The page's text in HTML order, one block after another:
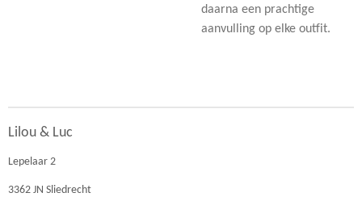
daarna een prachtige
aanvulling op elke outfit.
Lilou & Luc
Lepelaar 2
3362 JN Sliedrecht